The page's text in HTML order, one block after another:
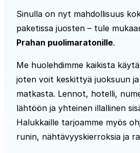
Sinulla on nyt mahdollisuus
paketissa juosten – tule
Prahan puolimaratonille.
Me huolehdimme kaikista
joten voit keskittyä juoksuun
matkasta. Lennot, hotelli,
lähtöön ja yhteinen illallinen
Halukkaille tarjoamme myös
runin, nähtävyyskierroksia ja